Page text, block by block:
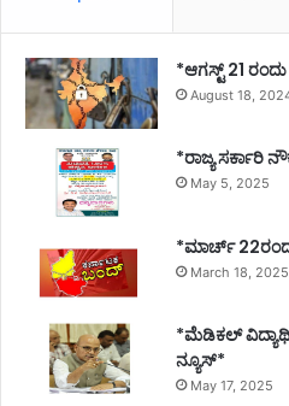
*ಆಗಸ್ಟ್ 21
August 18,
*ರಾಜ್ಯ ಸರ್ಕಾರಿ
May 5, 2025
*ಮಾರ್ಚ್
March 18, 2025
*ಮೆಡಿಕಲ್
ನ್ಯೂಸ್*
May 17, 2025